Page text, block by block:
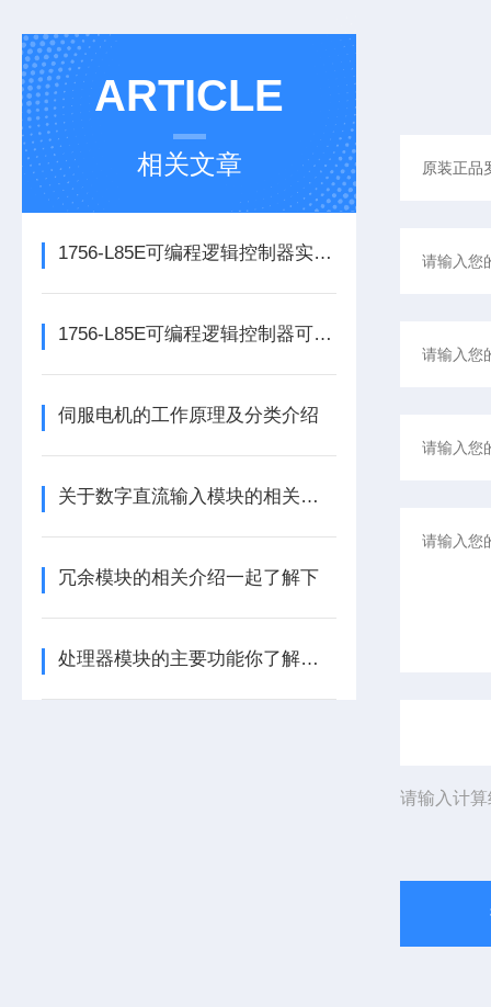
ARTICLE
相关文章
1756-L85E可编程逻辑控制器实操应用常见问题分析及解决方法探讨
1756-L85E可编程逻辑控制器可满足多行业自动化精准控制需求
伺服电机的工作原理及分类介绍
关于数字直流输入模块的相关介绍
冗余模块的相关介绍一起了解下
处理器模块的主要功能你了解多少呢
请输入计